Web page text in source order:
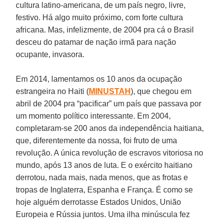
cultura latino-americana, de um país negro, livre,
festivo. Há algo muito próximo, com forte cultura
africana. Mas, infelizmente, de 2004 pra cá o Brasil
desceu do patamar de nação irmã para nação
ocupante, invasora.
Em 2014, lamentamos os 10 anos da ocupação
estrangeira no Haiti (MINUSTAH), que chegou em
abril de 2004 pra “pacificar” um país que passava por
um momento político interessante. Em 2004,
completaram-se 200 anos da independência haitiana,
que, diferentemente da nossa, foi fruto de uma
revolução. A única revolução de escravos vitoriosa no
mundo, após 13 anos de luta. E o exército haitiano
derrotou, nada mais, nada menos, que as frotas e
tropas de Inglaterra, Espanha e França. É como se
hoje alguém derrotasse Estados Unidos, União
Europeia e Rússia juntos. Uma ilha minúscula fez